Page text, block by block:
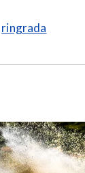
ringrada